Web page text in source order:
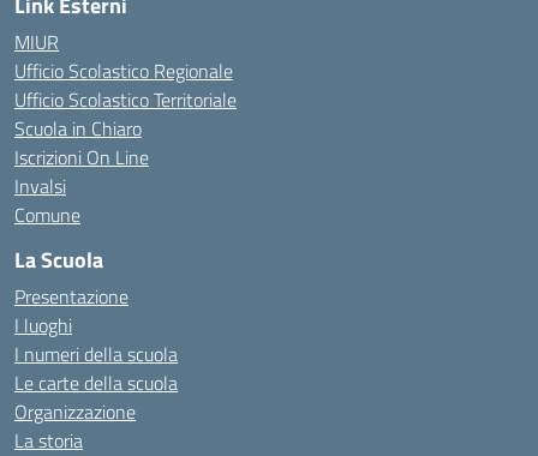
MIUR
Ufficio Scolastico Regionale
Ufficio Scolastico Territoriale
Scuola in Chiaro
Iscrizioni On Line
Invalsi
Comune
La Scuola
Presentazione
I luoghi
I numeri della scuola
Le carte della scuola
Organizzazione
La storia